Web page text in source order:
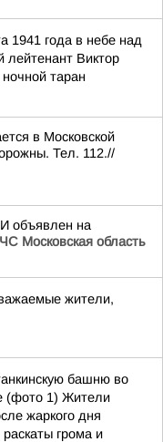
1941 года в небе над
Виктор
таран
в Московской
Тел. 112.//
на
Московская область
жители,
башню во
(фото 1) Жители
жаркого дня
грома и